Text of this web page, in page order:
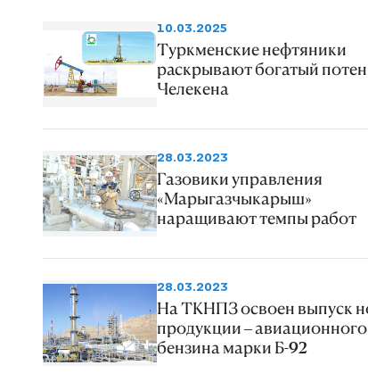
10.03.2025
Туркменские нефтяники
раскрывают богатый
Челекена
28.03.2023
Газовики управления
«Марыгазчыкарыш»
наращивают темпы работ
28.03.2023
На ТКНПЗ освоен выпуск
продукции – авиационного
бензина марки Б-92